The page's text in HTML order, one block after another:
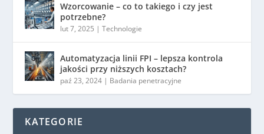
Wzorcowanie – co to takiego i czy jest
potrzebne?
lut 7, 2025 |Technologie
Automatyzacja linii FPI – lepsza kontrola
jakości przy niższych kosztach?
paź 23, 2024 | Badania penetracyjne
KATEGORIE